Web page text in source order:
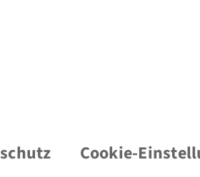
Cookie-